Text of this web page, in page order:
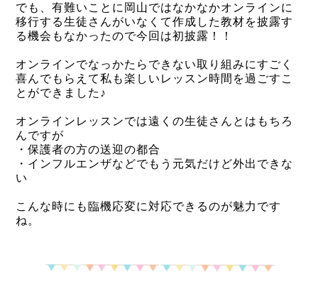
でも、有難いことに岡山ではなかなかオンラインに
移行する生徒さんがいなくて作成した教材を披露す
る機会もなかったので今回は初披露！！
オンラインでなっかたらできない取り組みにすごく
喜んでもらえて私も楽しいレッスン時間を過ごすこ
とができました♪
オンラインレッスンでは遠くの生徒さんとはもちろ
んですが
・保護者の方の送迎の都合
・インフルエンザなどでもう元気だけど外出できな
い
こんな時にも臨機応変に対応できるのが魅力です
ね。